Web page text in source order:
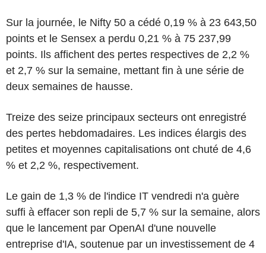
Sur la journée, le Nifty 50 a cédé 0,19 % à 23 643,50
points et le Sensex a perdu 0,21 % à 75 237,99
points. Ils affichent des pertes respectives de 2,2 %
et 2,7 % sur la semaine, mettant fin à une série de
deux semaines de hausse.
Treize des seize principaux secteurs ont enregistré
des pertes hebdomadaires. Les indices élargis des
petites et moyennes capitalisations ont chuté de 4,6
% et 2,2 %, respectivement.
Le gain de 1,3 % de l'indice IT vendredi n'a guère
suffi à effacer son repli de 5,7 % sur la semaine, alors
que le lancement par OpenAI d'une nouvelle
entreprise d'IA, soutenue par un investissement de 4